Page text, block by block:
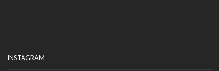
INSTAGRAM